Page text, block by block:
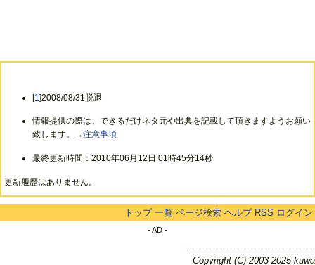
[1 ]2008/08/31脱退
情報提供の際は、できるだけネタ元や出典を記載して頂きますようお願い
致します。→注意事項
最終更新時間：2010年06月12日 01時45分14秒
更新履歴はありません。
トップ 一覧 ページ検索 ヘルプ RSS ログイン
- AD -
Copyright (C) 2003-2025 kuwa